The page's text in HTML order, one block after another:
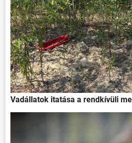
Vadállatok itatása a rendkívüli